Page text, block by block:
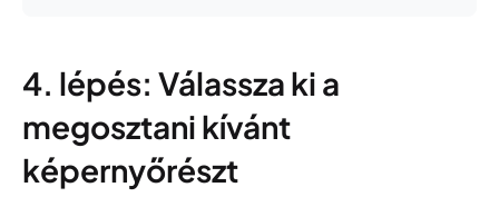
4. lépés: Válassza ki a
megosztani kívánt
képernyőrészt